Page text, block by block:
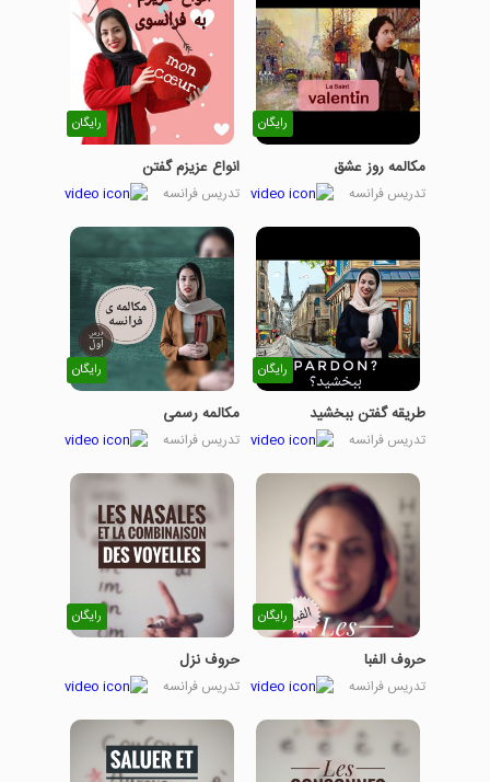
رایگان
مکالمه روز عشق
تدریس فرانسه
رایگان
انواع عزیزم گفتن
تدریس فرانسه
رایگان
طریقه گفتن ببخشید
تدریس فرانسه
رایگان
مکالمه رسمی
تدریس فرانسه
رایگان
حروف الفبا
تدریس فرانسه
رایگان
حروف نزل
تدریس فرانسه